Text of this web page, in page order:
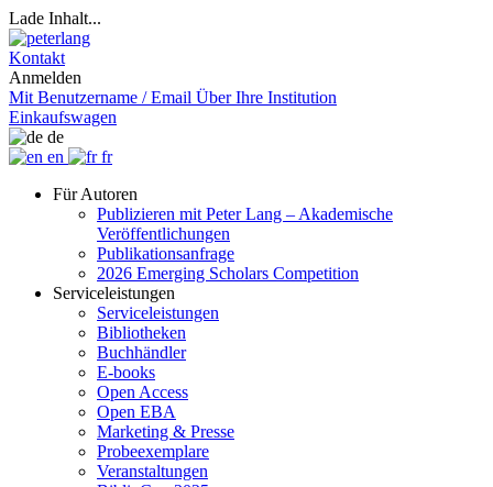
Lade Inhalt...
Kontakt
Anmelden
Mit Benutzername / Email Über Ihre Institution
Einkaufswagen
de
en
fr
Für Autoren
Publizieren mit Peter Lang – Akademische
Veröffentlichungen
Publikationsanfrage
2026 Emerging Scholars Competition
Serviceleistungen
Serviceleistungen
Bibliotheken
Buchhändler
E-books
Open Access
Open EBA
Marketing & Presse
Probeexemplare
Veranstaltungen